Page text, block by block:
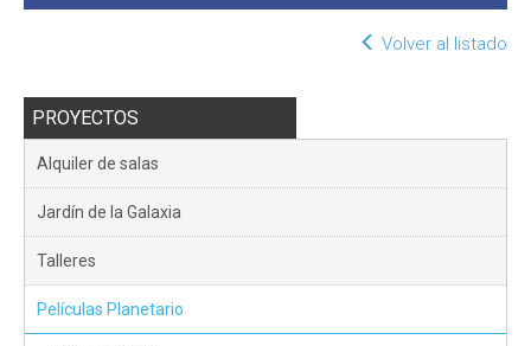
Volver al listado
PROYECTOS
Alquiler de salas
Jardín de la Galaxia
Talleres
Películas Planetario